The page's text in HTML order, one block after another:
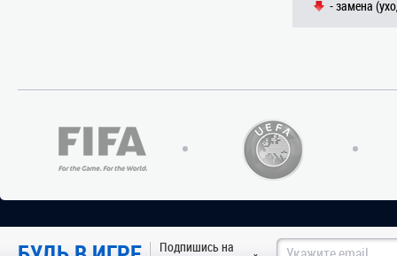
- замена
Подпишись на